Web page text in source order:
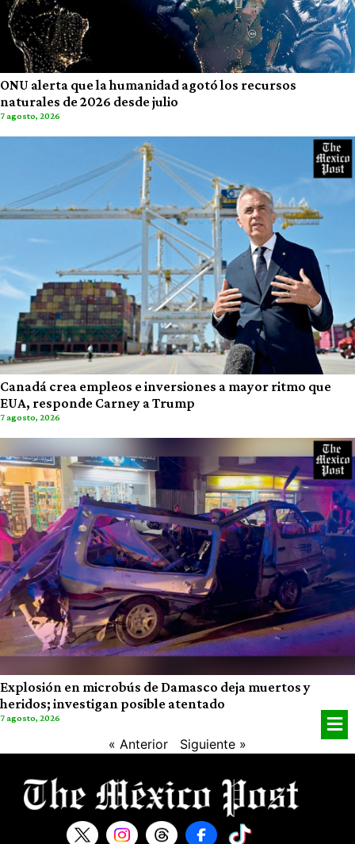
ONU alerta que la humanidad agotó los recursos
naturales de 2026 desde julio
7 agosto, 2026
Canadá crea empleos e inversiones a mayor ritmo que
EUA, responde Carney a Trump
7 agosto, 2026
Explosión en microbús de Damasco deja muertos y
heridos; investigan posible atentado
7 agosto, 2026
« Anterior Siguiente »